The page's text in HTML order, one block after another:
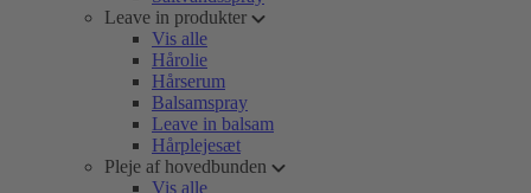
Leave in produkter
Vis alle
Hårolie
Hårserum
Balsamspray
Leave in balsam
Hårplejesæt
Pleje af hovedbunden
Vis alle